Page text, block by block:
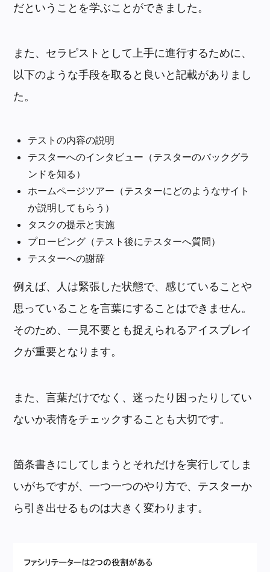
だということを学ぶことができました。
また、セラピストとして上手に進行するために、
以下のような手段を取ると良いと記載がありまし
た。
テストの内容の説明
テスターへのインタビュー（テスターのバックグラ
ンドを知る）
ホームページツアー（テスターにどのようなサイト
か説明してもらう）
タスクの提示と実施
プローピング（テスト後にテスターへ質問）
テスターへの謝辞
例えば、人は緊張した状態で、感じていることや
思っていることを言葉にすることはできません。
そのため、一見不要とも捉えられるアイスブレイ
クが重要となります。
また、言葉だけでなく、迷ったり困ったりしてい
ないか表情をチェックすることも大切です。
箇条書きにしてしまうとそれだけを実行してしま
いがちですが、一つ一つのやり方で、テスターか
ら引き出せるものは大きく変わります。